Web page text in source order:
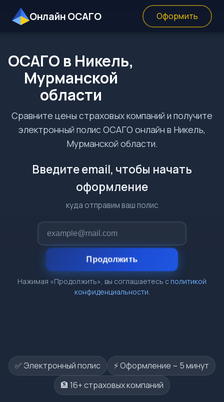
Онлайн ОСАГО Оформить
ОСАГО в Никель,
Мурманской
области
Сравните цены страховых компаний и получите
электронный полис ОСАГО онлайн в Никель,
Мурманской области.
Введите email, чтобы начать
оформление
куда отправим ваш полис
Продолжить
Нажимая «Продолжить», вы соглашаетесь сполитикой
конфиденциальности.
✅ Электронный полис
⚡️ Оформление ~ 5 минут
🏦 16+ страховых компаний